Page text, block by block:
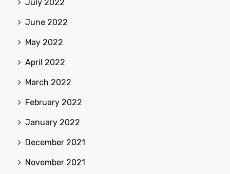
July 2022
June 2022
May 2022
April 2022
March 2022
February 2022
January 2022
December 2021
November 2021